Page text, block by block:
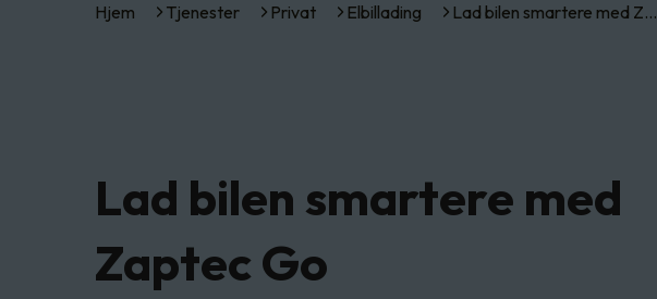
Hjem Tjenester Privat Elbillading Lad bilen smartere med Z…
Lad bilen smartere med
Zaptec Go